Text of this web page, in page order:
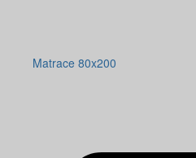
Matrace 80x200